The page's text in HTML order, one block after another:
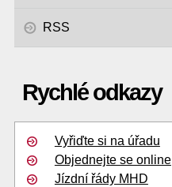
RSS
Rychlé odkazy
Vyřiďte si na úřadu
Objednejte se online
Jízdní řády MHD